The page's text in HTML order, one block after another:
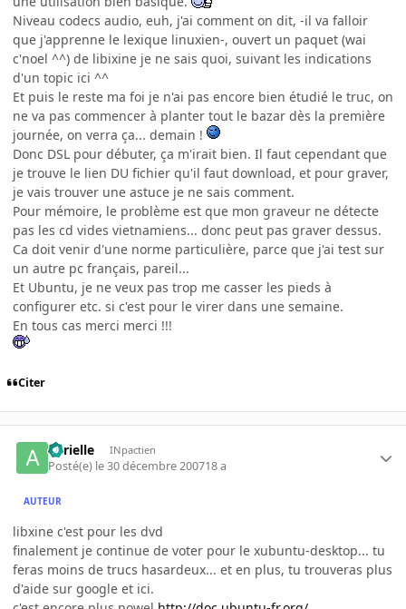
Niveau codecs audio, euh, j'ai comment on dit, -il va falloir
que j'apprenne le lexique linuxien-, ouvert un paquet (wai
c'noel ^^) de libixine je ne sais quoi, suivant les indications
d'un topic ici ^^
Et puis le reste ma foi je n'ai pas encore bien étudié le truc, on
ne va pas commencer à planter tout le bazar dès la première
journée, on verra ça... demain !
Donc DSL pour débuter, ça m'irait bien. Il faut cependant que
je trouve le lien DU fichier qu'il faut download, et pour graver,
je vais trouver une astuce je ne sais comment.
Pour mémoire, le problème est que mon graveur ne détecte
pas les cd vides vietnamiens... donc peut pas graver dessus.
Ca doit venir d'une norme particulière, parce que j'ai test sur
un autre pc français, pareil...
Et Ubuntu, je ne veux pas trop me casser les pieds à
configurer etc. si c'est pour le virer dans une semaine.
En tous cas merci merci !!!
Citer
aurielle INpactien
Posté(e) le 30 décembre 200718 a
AUTEUR
libxine c'est pour les dvd
finalement je continue de voter pour le xubuntu-desktop... tu
feras moins de trucs hasardeux... et en plus, tu trouveras plus
d'aide sur google et ici.